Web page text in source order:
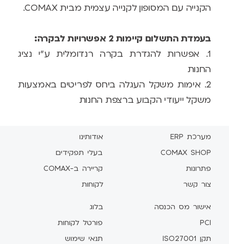
הקנייה עם המסופון לקנייה עצמית מבית COMAX.
בעמדת התשלום קיימות 2 אפשרויות לבקרה:
1. אפשרות להגדרת בקרה רנדומלית ע"י נציג
החנות
2. אימות משקל העגלה ביחס לפריטים באמצעות
משקל ייעודי הקבוע ברצפת החנות
מערכת ERP
COMAX SHOP
פתרונות
צור קשר
אודותינו
בעלי תפקידים
קריירה ב-COMAX
לקוחות
אישור מס הכנסה
PCI
תקן ISO27001
בלוג
פורטל לקוחות
תנאי שימוש